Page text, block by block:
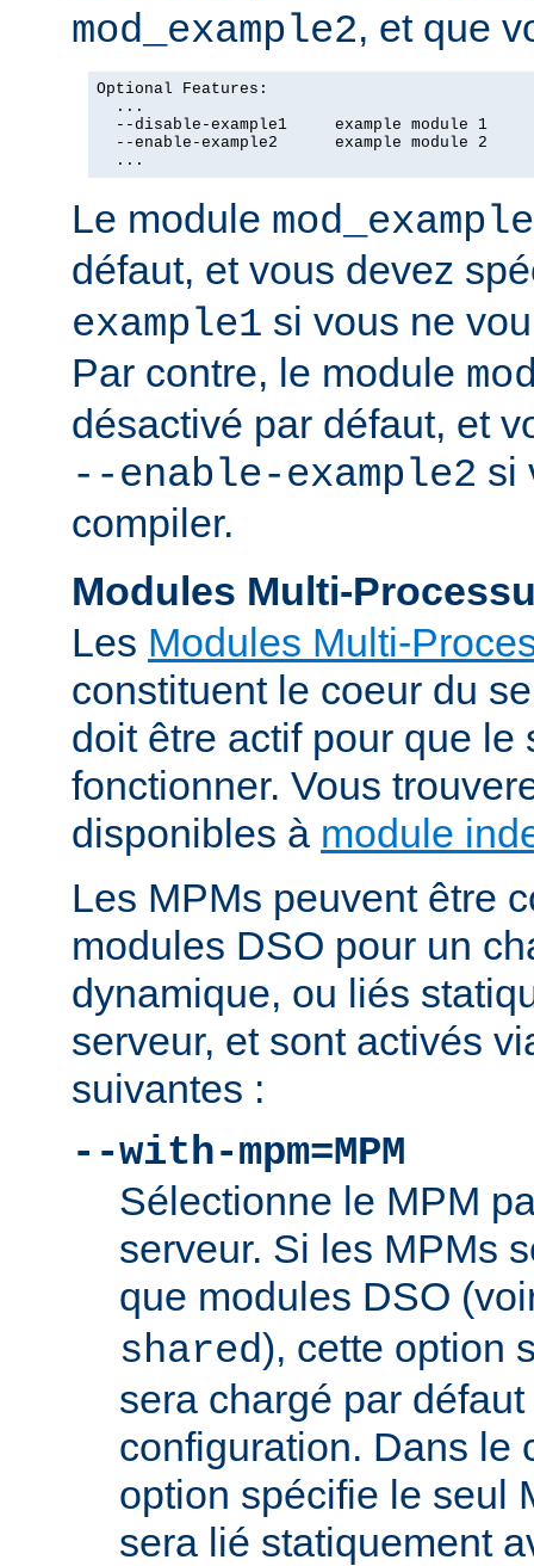
mod_example2, et que
Optional Features:
  ...
  --disable-example1     example module 1
  --enable-example2      example module 2
  ...
Le module
défaut, et vous devez
example1 si vous ne
Par contre, le module
désactivé par défaut, et
--enable-example2 si
compiler.
Modules Multi-
Les Modules Multi-
constituent le coeur du
doit être actif pour que le
fonctionner. Vous
disponibles à module
Les MPMs peuvent être
modules DSO pour un
dynamique, ou liés
serveur, et sont activés
suivantes :
--with-mpm=MPM
Sélectionne le MPM
serveur. Si les MPMs
que modules DSO
shared), cette option
sera chargé par
configuration. Dans le
option spécifie le seul
sera lié statiquement